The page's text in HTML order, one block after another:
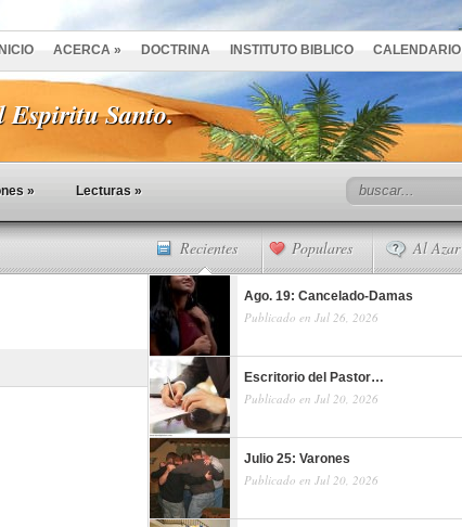
INICIO ACERCA » DOCTRINA INSTITUTO BIBLICO CALENDARIO
Espiritu Santo.
» Lecturas »
Recientes Populares Al Azar
Ago. 19: Cancelado-Damas
Publicado en Jul 26, 2026
Escritorio del Pastor…
Publicado en Jul 20, 2026
Julio 25: Varones
Publicado en Jul 20, 2026